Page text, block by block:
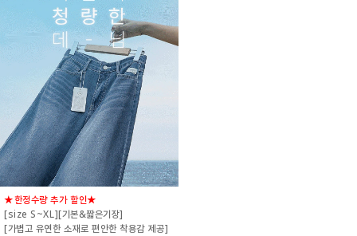
★한정수량 추가 할인★
[size S~XL][기본&짧은기장]
[가볍고 유연한 소재로 편안한 착용감 제공]